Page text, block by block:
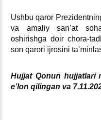
Ushbu qaror
va amaliy san’at
oshirishga doir chora-
son qarori ijrosini
Hujjat Qonun hujjatlari
e’lon qilingan va 7.11